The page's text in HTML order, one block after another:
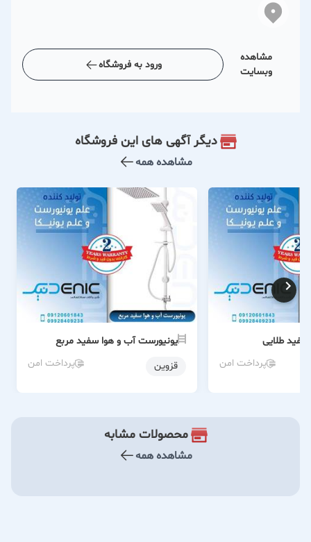
مشاهده
وبسایت
ورود به فروشگاه
دیگر آگهی های این فروشگاه
مشاهده همه
طلایی
پرداخت امن
یونیورست آب و هوا سفید مربع
قزوین
پرداخت امن
محصولات مشابه
مشاهده همه